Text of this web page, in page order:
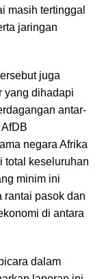
masih tertinggal
jaringan
juga
yang dihadapi
antar-
negara Afrika
total keseluruhan
minim ini
rantai pasok dan
di antara
dalam